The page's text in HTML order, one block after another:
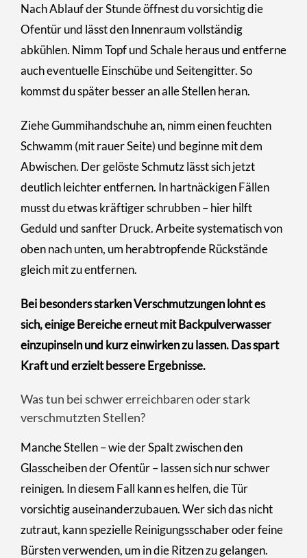
Nach Ablauf der Stunde öffnest du vorsichtig die
Ofentür und lässt den Innenraum vollständig
abkühlen. Nimm Topf und Schale heraus und entferne
auch eventuelle Einschübe und Seitengitter. So
kommst du später besser an alle Stellen heran.
Ziehe Gummihandschuhe an, nimm einen feuchten
Schwamm (mit rauer Seite) und beginne mit dem
Abwischen. Der gelöste Schmutz lässt sich jetzt
deutlich leichter entfernen. In hartnäckigen Fällen
musst du etwas kräftiger schrubben – hier hilft
Geduld und sanfter Druck. Arbeite systematisch von
oben nach unten, um herabtropfende Rückstände
gleich mit zu entfernen.
Bei besonders starken Verschmutzungen lohnt es
sich, einige Bereiche erneut mit Backpulverwasser
einzupinseln und kurz einwirken zu lassen. Das spart
Kraft und erzielt bessere Ergebnisse.
Was tun bei schwer erreichbaren oder stark
verschmutzten Stellen?
Manche Stellen – wie der Spalt zwischen den
Glasscheiben der Ofentür – lassen sich nur schwer
reinigen. In diesem Fall kann es helfen, die Tür
vorsichtig auseinanderzubauen. Wer sich das nicht
zutraut, kann spezielle Reinigungsschaber oder feine
Bürsten verwenden, um in die Ritzen zu gelangen.